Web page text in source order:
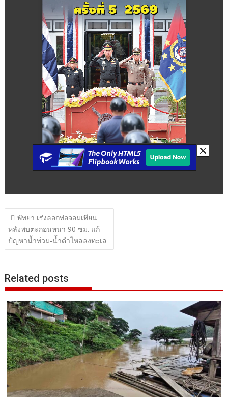
แนะแนว
เรื่อง
พัทยา เร่งลอกท่อจอมเทียน
หลังพบตะกอนหนา 90 ซม. แก้
ปัญหาน้ำท่วม-น้ำดำไหลลงทะเล
Related posts